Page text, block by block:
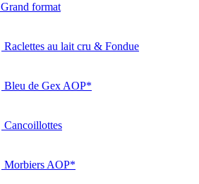
Grand format
Raclettes au lait cru & Fondue
Bleu de Gex AOP*
Cancoillottes
Morbiers AOP*